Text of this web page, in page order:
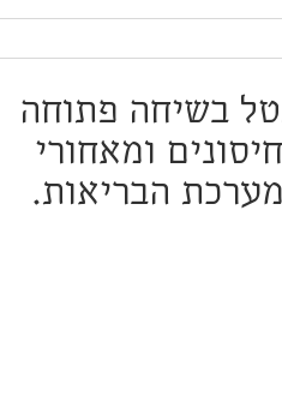
בשיחה פתוחה
ומאחורי
הבריאות.